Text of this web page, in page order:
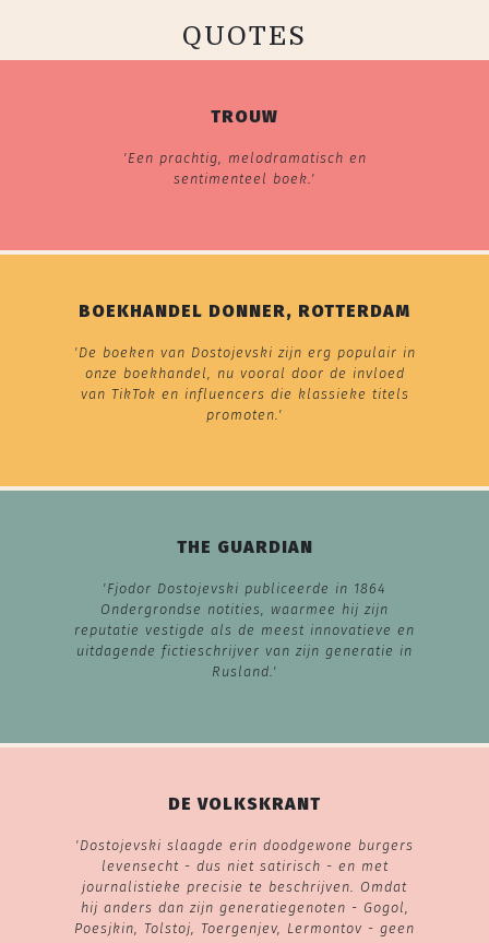
QUOTES
TROUW
'Een prachtig, melodramatisch en
sentimenteel boek.'
BOEKHANDEL DONNER, ROTTERDAM
'De boeken van Dostojevski zijn erg populair in
onze boekhandel, nu vooral door de invloed
van TikTok en influencers die klassieke titels
promoten.'
THE GUARDIAN
'Fjodor Dostojevski publiceerde in 1864
Ondergrondse notities, waarmee hij zijn
reputatie vestigde als de meest innovatieve en
uitdagende fictieschrijver van zijn generatie in
Rusland.'
DE VOLKSKRANT
'Dostojevski slaagde erin doodgewone burgers
levensecht - dus niet satirisch - en met
journalistieke precisie te beschrijven. Omdat
hij anders dan zijn generatiegenoten - Gogol,
Poesjkin, Tolstoj, Toergenjev, Lermontov - geen